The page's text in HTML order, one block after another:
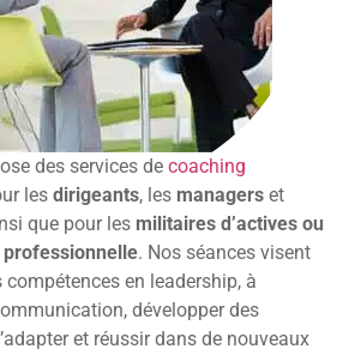
des services de coaching
les dirigeants, les managers et
que pour les militaires d’actives ou
. Nos séances visent
compétences en leadership, à
développer des
et réussir dans de nouveaux